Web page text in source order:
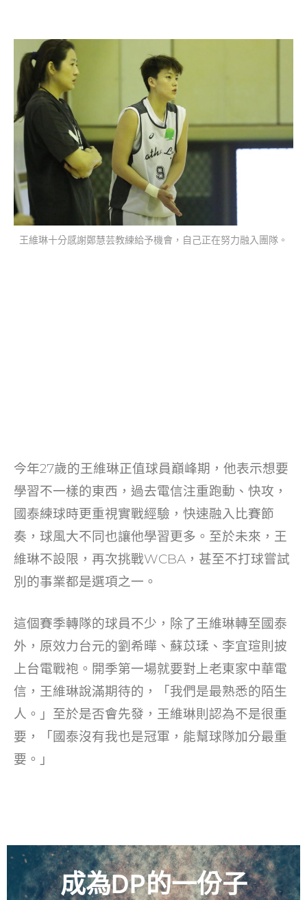
王維琳十分感謝鄭慧芸教練給予機會，自己正在努力融入團隊。
今年27歲的王維琳正值球員巔峰期，他表示想要
學習不一樣的東西，過去電信注重跑動、快攻，
國泰練球時更重視實戰經驗，快速融入比賽節
奏，球風大不同也讓他學習更多。至於未來，王
維琳不設限，再次挑戰WCBA，甚至不打球嘗試
別的事業都是選項之一。
這個賽季轉隊的球員不少，除了王維琳轉至國泰
外，原效力台元的劉希曄、蘇苡瑈、李宜瑄則披
上台電戰袍。開季第一場就要對上老東家中華電
信，王維琳說滿期待的，「我們是最熟悉的陌生
人。」至於是否會先發，王維琳則認為不是很重
要，「國泰沒有我也是冠軍，能幫球隊加分最重
要。」
成為DP的一份子